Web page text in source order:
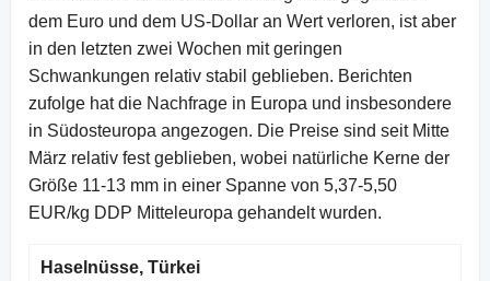
dem Euro und dem US-Dollar an Wert verloren, ist aber
in den letzten zwei Wochen mit geringen
Schwankungen relativ stabil geblieben. Berichten
zufolge hat die Nachfrage in Europa und insbesondere
in Südosteuropa angezogen. Die Preise sind seit Mitte
März relativ fest geblieben, wobei natürliche Kerne der
Größe 11-13 mm in einer Spanne von 5,37-5,50
EUR/kg DDP Mitteleuropa gehandelt wurden.
Haselnüsse, Türkei